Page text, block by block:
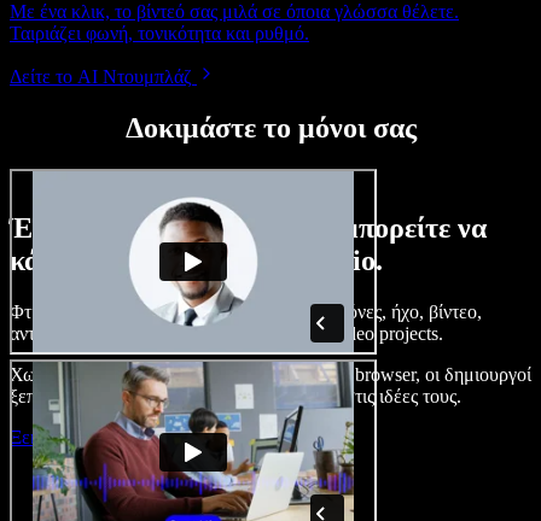
Με ένα κλικ, το βίντεό σας μιλά σε όποια γλώσσα θέλετε.
Ταιριάζει φωνή, τονικότητα και ρυθμό.
Δείτε το AI Ντουμπλάζ
Δοκιμάστε το μόνοι σας
Ένα μικρό δείγμα από όσα μπορείτε να
κάνετε με το Speechify Studio.
Φτιάξτε voice overs, προσθέστε δωρεάν εικόνες, ήχο, βίντεο,
αντιγραφή φωνής – ολοκληρωμένα audio/video projects.
Χωρίς καμπύλη εκμάθησης και με όλα στον browser, οι δημιουργοί
ξεπερνούν τα κλασικά όρια και δίνουν ζωή στις ιδέες τους.
Ξεκινήστε με το Studio